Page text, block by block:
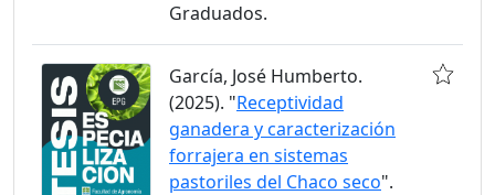
Graduados.
García, José Humberto.
(2025). "Receptividad
ganadera y caracterización
forrajera en sistemas
pastoriles del Chaco seco".